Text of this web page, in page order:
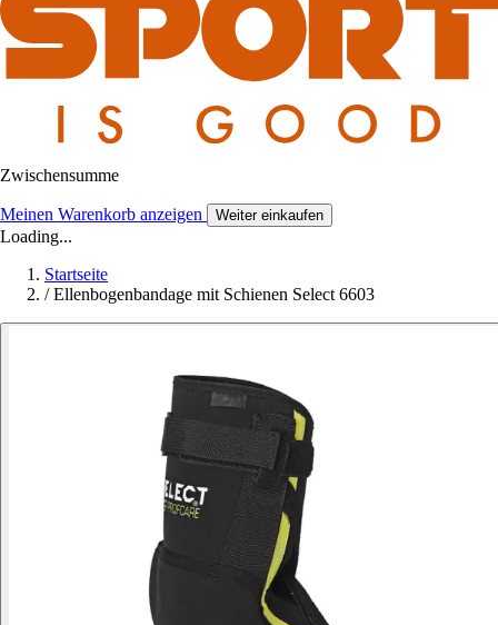
Zwischensumme
Meinen Warenkorb anzeigen Weiter einkaufen
Loading...
Startseite
/ Ellenbogenbandage mit Schienen Select 6603